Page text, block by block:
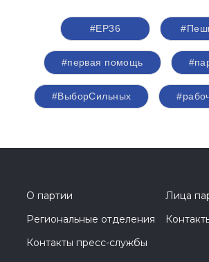
#ЕР36
#первая помощь
#ВыборСильных
О партии
Лица
Региональные отделения
Контакты пресс-службы